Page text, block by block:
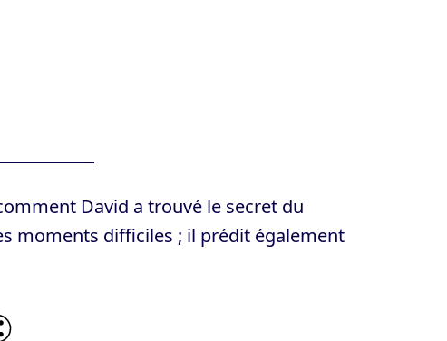
David a trouvé le secret du
moments difficiles ; il prédit également